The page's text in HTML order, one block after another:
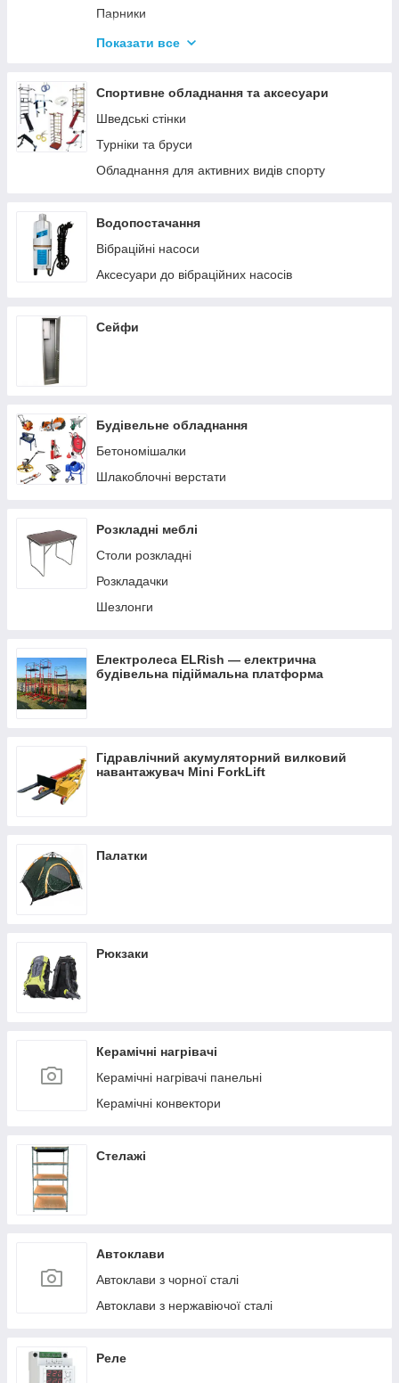
Парники
Термоси
Показати все
Спортивне обладнання та аксесуари
Шведські стінки
Турніки та бруси
Обладнання для активних видів спорту
Водопостачання
Вібраційні насоси
Аксесуари до вібраційних насосів
Сейфи
Будівельне обладнання
Бетономішалки
Шлакоблочні верстати
Розкладні меблі
Столи розкладні
Розкладачки
Шезлонги
Електролеса ELRish — електрична
будівельна підіймальна платформа
Гідравлічний акумуляторний вилковий
навантажувач Mini ForkLift
Палатки
Рюкзаки
Керамічні нагрівачі
Керамічні нагрівачі панельні
Керамічні конвектори
Стелажі
Автоклави
Автоклави з чорної сталі
Автоклави з нержавіючої сталі
Реле